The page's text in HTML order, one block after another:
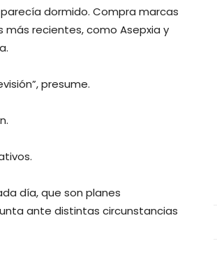
dormido. Compra marcas
más recientes, como Asepxia y
presume.
día, que son planes
ante distintas circunstancias